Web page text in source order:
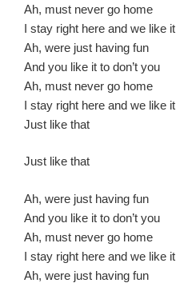
Ah, must never go home
I stay right here and we like it
Ah, were just having fun
And you like it to don’t you
Ah, must never go home
I stay right here and we like it
Just like that
Just like that
Ah, were just having fun
And you like it to don’t you
Ah, must never go home
I stay right here and we like it
Ah, were just having fun